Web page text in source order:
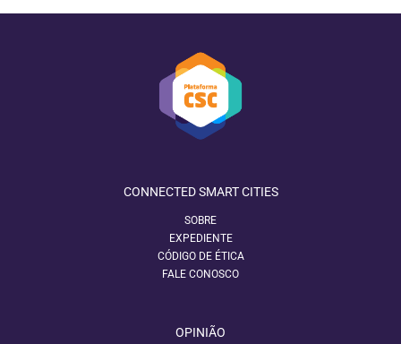
CONNECTED SMART CITIES
SOBRE
EXPEDIENTE
CÓDIGO DE ÉTICA
FALE CONOSCO
OPINIÃO